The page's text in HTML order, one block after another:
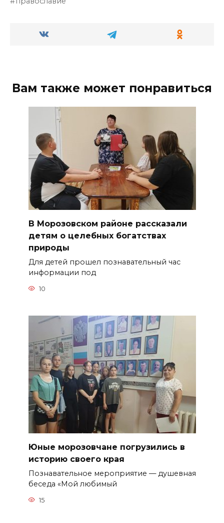
Вам также может понравиться
В Морозовском районе рассказали
детям о целебных богатствах
природы
Для детей прошел познавательный час
информации под
10
Юные морозовчане погрузились в
историю своего края
Познавательное мероприятие — душевная
беседа «Мой любимый
15